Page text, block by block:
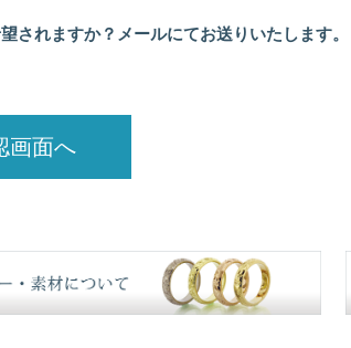
されますか？メールにてお送りいたします。
画面へ